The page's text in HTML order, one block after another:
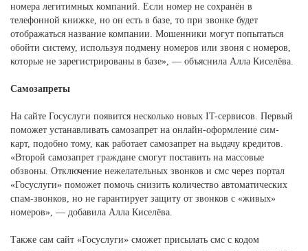
номера легитимных компаний. Если номер не сохранён в
телефонной книжке, но он есть в базе, то при звонке будет
отображаться название компании. Мошенники могут попытаться
обойти систему, используя подмену номеров или звоня с номеров,
которые не зарегистрированы в базе», — объяснила Алла Киселёва.
Самозапреты
На сайте Госуслуги появится несколько новых IT-сервисов. Первый
поможет устанавливать самозапрет на онлайн-оформление сим-
карт, подобно тому, как работает самозапрет на выдачу кредитов.
«Второй самозапрет граждане смогут поставить на массовые
обзвоны. Отключение нежелательных звонков и смс через портал
«Госуслуги» поможет помочь снизить количество автоматических
спам-звонков, но не гарантирует защиту от звонков с «живых»
номеров», — добавила Алла Киселёва.
Также сам сайт «Госуслуги» сможет присылать смс с кодом